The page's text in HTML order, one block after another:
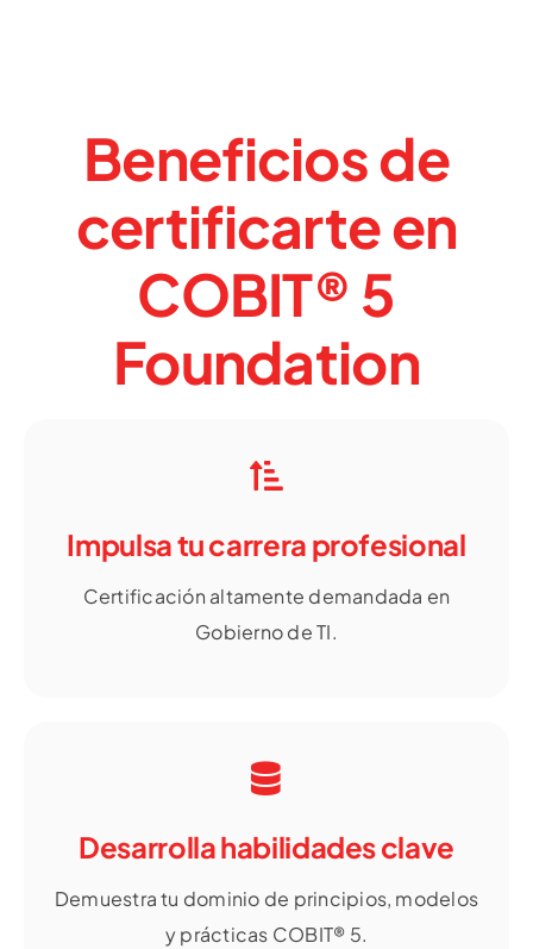
Beneficios de
certificarte en
COBIT® 5
Foundation
Impulsa tu carrera profesional
Certificación altamente demandada en
Gobierno de TI.
Desarrolla habilidades clave
Demuestra tu dominio de principios, modelos
y prácticas COBIT® 5.